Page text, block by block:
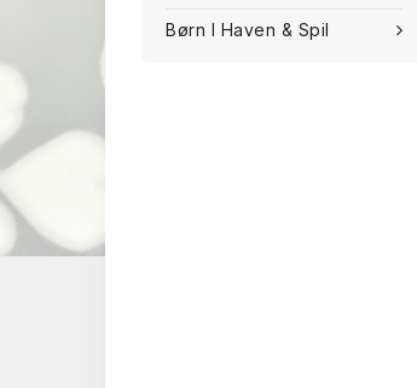
Børn I Haven & Spil